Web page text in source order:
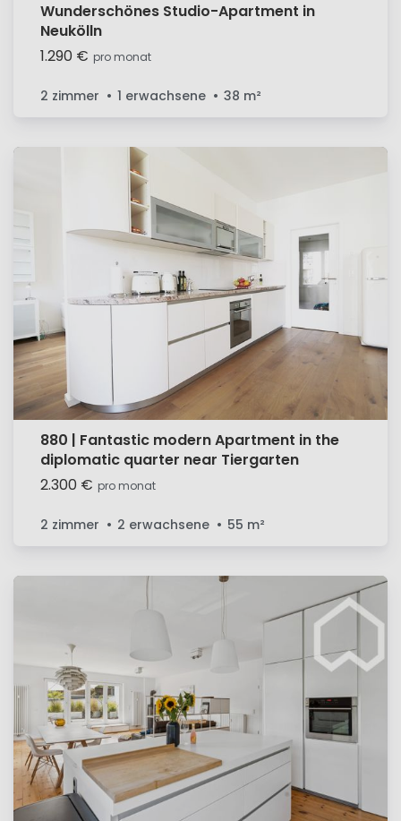
Wunderschönes Studio-Apartment in
Neukölln
1.290 € pro monat
2 zimmer 1 erwachsene 38 m²
880 | Fantastic modern Apartment in the
diplomatic quarter near Tiergarten
2.300 € pro monat
2 zimmer 2 erwachsene 55 m²